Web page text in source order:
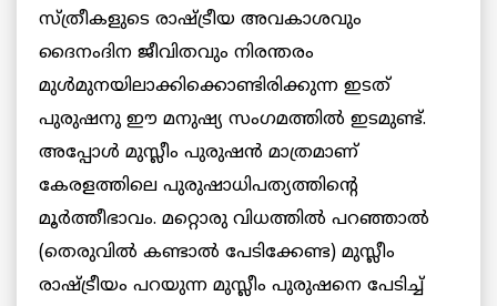
സ്ത്രീകളുടെ രാഷ്ട്രീയ അവകാശവും
ദൈനംദിന ജീവിതവും നിരന്തരം
മുള്‍മുനയിലാക്കിക്കൊണ്ടിരിക്കുന്ന ഇടത്
പുരുഷനു ഈ മനുഷ്യ സംഗമത്തില്‍ ഇടമുണ്ട്.
അപ്പോള്‍ മുസ്ലീം പുരുഷന്‍ മാത്രമാണ്
കേരളത്തിലെ പുരുഷാധിപത്യത്തിന്റെ
മൂര്‍ത്തീഭാവം. മറ്റൊരു വിധത്തില്‍ പറഞ്ഞാല്‍
(തെരുവില്‍ കണ്ടാല്‍ പേടിക്കേണ്ട) മുസ്ലീം
രാഷ്ട്രീയം പറയുന്ന മുസ്ലീം പുരുഷനെ പേടിച്ച്